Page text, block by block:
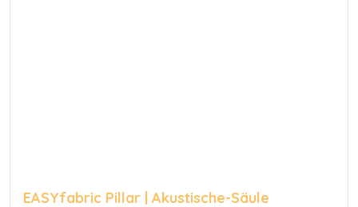
EASYfabric Pillar | Akustische-Säule